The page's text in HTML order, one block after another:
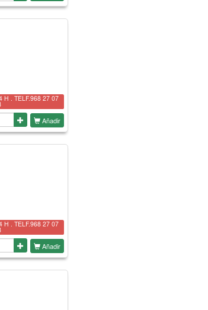
H . TELF.968 27 07
Añadir
H . TELF.968 27 07
Añadir